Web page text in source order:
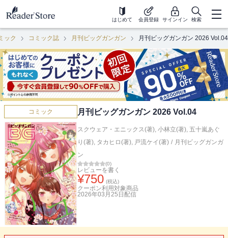
はじめて 会員登録 サインイン 検索
ック コミック誌 月刊ビッグガンガン 月刊ビッグガンガン 2026 Vol.04
コミック 月刊ビッグガンガン 2026 Vol.04
スクウェア・エニックス(著), 小林立(著), 五十嵐あぐ
り(著), タカヒロ(著), 戸流ケイ(著) / 月刊ビッグガンガ
ン
(0)
レビューを書く
¥750 (税込)
クーポン利用対象商品
2026年03月25日 配信